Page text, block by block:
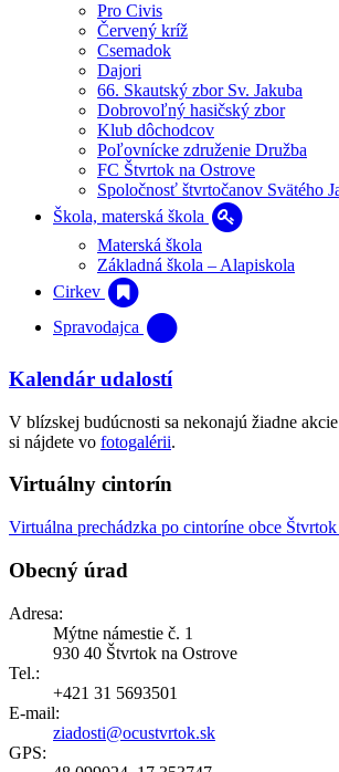
Pro Civis
Červený kríž
Csemadok
Dajori
66. Skautský zbor Sv. Jakuba
Dobrovoľný hasičský zbor
Klub dôchodcov
Poľovnícke združenie Družba
FC Štvrtok na Ostrove
Spoločnosť štvrtočanov Svätého
Škola, materská škola
Materská škola
Základná škola – Alapiskola
Cirkev
Spravodajca
Kalendár udalostí
V blízskej budúcnosti sa nekonajú žiadne
si nájdete vo fotogalérii.
Virtuálny cintorín
Virtuálna prechádzka po cintoríne obce
Obecný úrad
Adresa:
Mýtne námestie č. 1
930 40 Štvrtok na Ostrove
Tel.:
+421 31 5693501
E-mail:
ziadosti@ocustvrtok.sk
GPS: